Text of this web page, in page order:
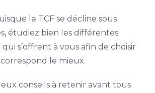
le TCF se décline sous
étudiez bien les différentes
s’offrent à vous afin de choisir
le mieux.
conseils à retenir avant tous